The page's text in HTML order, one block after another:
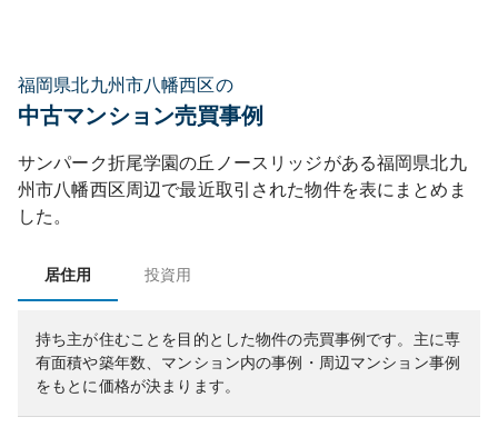
福岡県北九州市八幡西区の
中古マンション売買事例
サンパーク折尾学園の丘ノースリッジがある福岡県北九
州市八幡西区周辺で最近取引された物件を表にまとめま
した。
居住用 投資用
持ち主が住むことを目的とした物件の売買事例です。 主に専
有面積や築年数、マンション内の事例・周辺マンション事例
をもとに価格が決まります。